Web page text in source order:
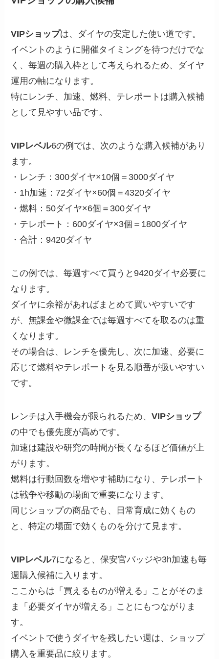
VIPショップは、ダイヤの安定した使い道です。
イベントのように開催タイミングを待つだけでな
く、毎週の購入枠として考えられるため、ダイヤ
運用の軸になります。
特にレンチ、加速、燃料、テレポートは購入候補
として見やすい品です。
VIPレベル6の例では、次のような購入候補があり
ます。
・レンチ：300ダイヤ×10個＝3000ダイヤ
・1h加速：72ダイヤ×60個＝4320ダイヤ
・燃料：50ダイヤ×6個＝300ダイヤ
・テレポート：600ダイヤ×3個＝1800ダイヤ
・合計：9420ダイヤ
この例では、毎週すべて買うと9420ダイヤ必要に
なります。
ダイヤに余裕があればまとめて買いやすいです
が、無課金や微課金では毎週すべてを取るのは重
くなります。
その場合は、レンチを優先し、次に加速、必要に
応じて燃料やテレポートを見る順番が扱いやすい
です。
レンチは入手機会が限られるため、VIPショップ
の中でも優先度が高めです。
加速は建設や研究の時間が長くなるほど価値が上
がります。
燃料は行動回数を増やす補助になり、テレポート
は戦争や移動の場面で重要になります。
同じショップの商品でも、日常育成に効くもの
と、特定の場面で効くものを分けて見ます。
VIPレベル7になると、保安官バッジや3h加速も毎
週購入候補に入ります。
ここからは「買えるものが増える」ことがそのま
ま「必要ダイヤが増える」ことにもつながりま
す。
イベントで使うダイヤを残したい週は、ショップ
購入を重要品に絞ります。